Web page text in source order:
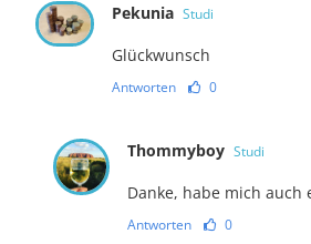
Pekunia Studi
Glückwunsch
Antworten 0
Thommyboy Studi
Danke, habe mich auch
Antworten 0